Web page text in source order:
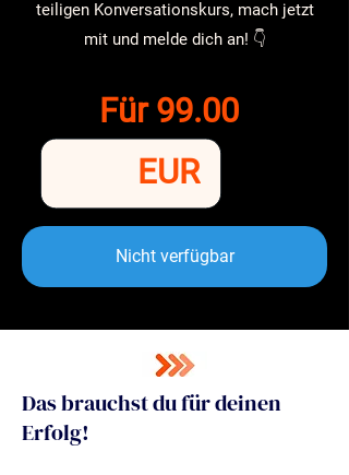
teiligen Konversationskurs, mach jetzt
mit und melde dich an! 👇
Für 99.00
EUR
Nicht verfügbar
Das brauchst du für deinen
Erfolg!